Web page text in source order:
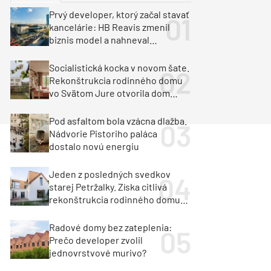
Klimatizácia a vetranie
Milan Murcka
Prvý developer, ktorý začal stavať
kancelárie: HB Reavis zmenil
biznis model a nahneval
Socialistická kocka v novom šate.
Rekonštrukcia rodinného domu
vo Svätom Jure otvorila dom
Pod asfaltom bola vzácna dlažba.
Nádvorie Pistoriho paláca
dostalo novú energiu
Jeden z posledných svedkov
starej Petržalky. Získa citlivá
rekonštrukcia rodinného domu
Radové domy bez zateplenia:
Prečo developer zvolil
jednovrstvové murivo?